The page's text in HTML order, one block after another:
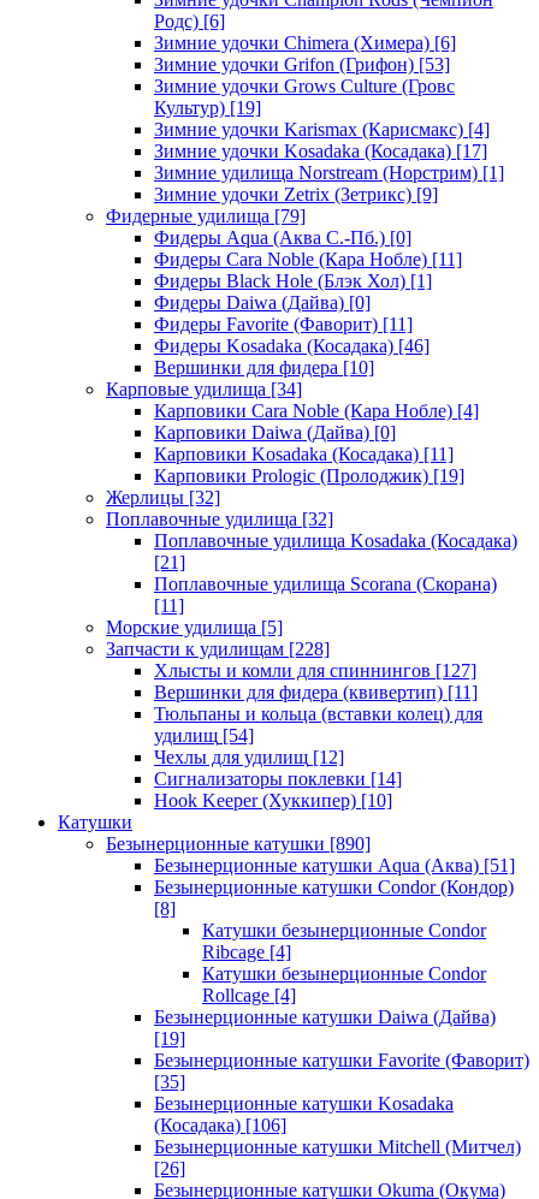
Родс) [6]
Зимние удочки Chimera (Химера) [6]
Зимние удочки Grifon (Грифон) [53]
Зимние удочки Grows Culture (Гровс
Культур) [19]
Зимние удочки Karismax (Карисмакс) [4]
Зимние удочки Kosadaka (Косадака) [17]
Зимние удилища Norstream (Норстрим) [1]
Зимние удочки Zetrix (Зетрикс) [9]
Фидерные удилища [79]
Фидеры Aqua (Аква С.-Пб.) [0]
Фидеры Cara Noble (Кара Нобле) [11]
Фидеры Black Hole (Блэк Хол) [1]
Фидеры Daiwa (Дайва) [0]
Фидеры Favorite (Фаворит) [11]
Фидеры Kosadaka (Косадака) [46]
Вершинки для фидера [10]
Карповые удилища [34]
Карповики Cara Noble (Кара Нобле) [4]
Карповики Daiwa (Дайва) [0]
Карповики Kosadaka (Косадака) [11]
Карповики Prologic (Пролоджик) [19]
Жерлицы [32]
Поплавочные удилища [32]
Поплавочные удилища Kosadaka (Косадака)
[21]
Поплавочные удилища Scorana (Скорана)
[11]
Морские удилища [5]
Запчасти к удилищам [228]
Хлысты и комли для спиннингов [127]
Вершинки для фидера (квивертип) [11]
Тюльпаны и кольца (вставки колец) для
удилищ [54]
Чехлы для удилищ [12]
Сигнализаторы поклевки [14]
Hook Keeper (Хуккипер) [10]
Катушки
Безынерционные катушки [890]
Безынерционные катушки Aqua (Аква) [51]
Безынерционные катушки Condor (Кондор)
[8]
Катушки безынерционные Condor
Ribcage [4]
Катушки безынерционные Condor
Rollcage [4]
Безынерционные катушки Daiwa (Дайва)
[19]
Безынерционные катушки Favorite (Фаворит)
[35]
Безынерционные катушки Kosadaka
(Косадака) [106]
Безынерционные катушки Mitchell (Митчел)
[26]
Безынерционные катушки Okuma (Окума)